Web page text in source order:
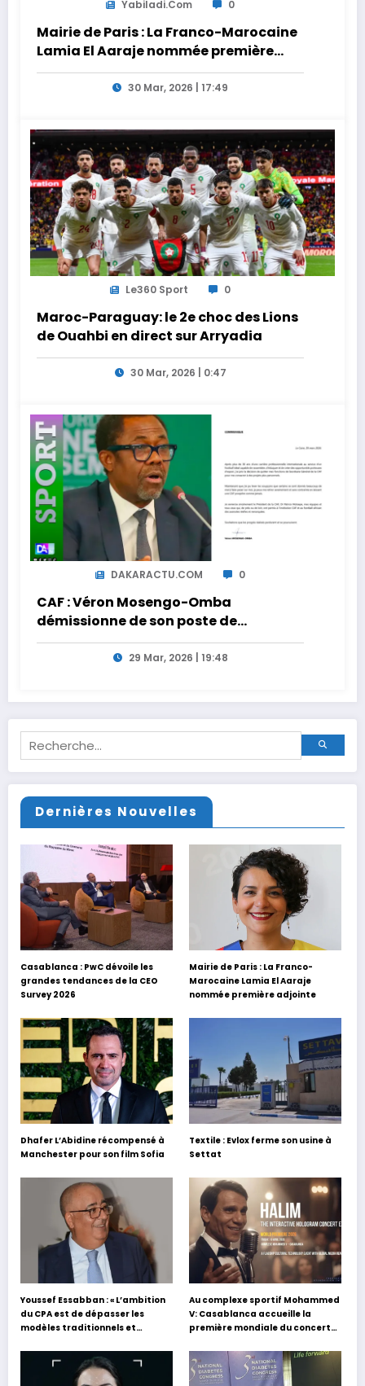
Yabiladi.com 0
Mairie de Paris : La Franco-Marocaine
Lamia El Aaraje nommée première
adjointe
30 Mar, 2026 | 17:49
Le360 Sport 0
Maroc-Paraguay: le 2e choc des Lions
de Ouahbi en direct sur Arryadia
30 Mar, 2026 | 0:47
DAKARACTU.COM 0
CAF : Véron Mosengo-Omba
démissionne de son poste de
Secrétaire Général
29 Mar, 2026 | 19:48
Dernières Nouvelles
Casablanca : PwC dévoile les
grandes tendances de la CEO
Survey 2026
Mairie de Paris : La Franco-
Marocaine Lamia El Aaraje
nommée première adjointe
Dhafer L’Abidine récompensé à
Manchester pour son film Sofia
Textile : Evlox ferme son usine à
Settat
Youssef Essabban : « L’ambition
du CPA est de dépasser les
modèles traditionnels et
s’appuyant sur le partage des
expériences »
Au complexe sportif Mohammed
V: Casablanca accueille la
première mondiale du concert
Hafez